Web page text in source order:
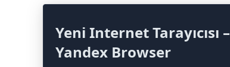
Yeni Internet Tarayıcısı –
Yandex Browser